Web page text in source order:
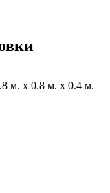
м. x 0.8 м. x 0.4 м.